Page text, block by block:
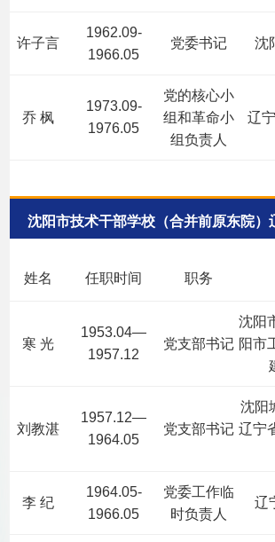
许子言
1962.09-
1966.05
党委书记 沈
乔 枫
1973.09-
1976.05
党的核心小
组和革命小
组负责人
辽
沈阳市技术干部学校（合并前原东院）
姓名 任职时间 职务
寒 光
1953.04—
1957.12
党支部书记
沈阳
阳市
刘教湛
1957.12—
1964.05
党支部书记
沈阳
辽宁
李 纪
1964.05-
1966.05
党委工作临
时负责人
辽